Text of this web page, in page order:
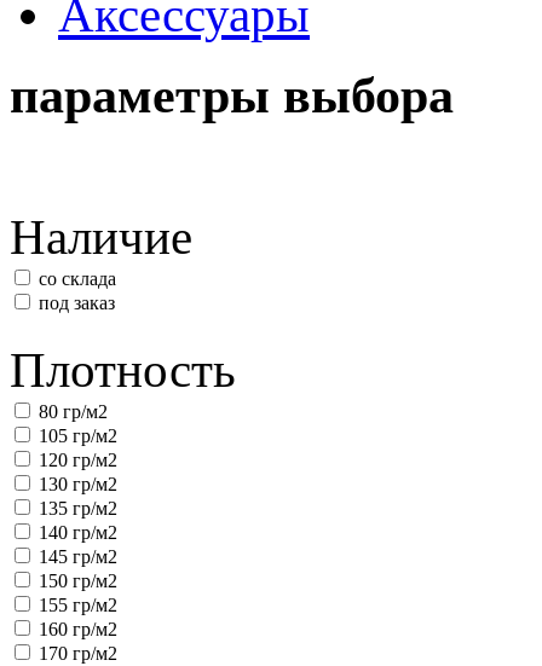
Аксессуары
параметры выбора
Наличие
со склада
под заказ
Плотность
80 гр/м2
105 гр/м2
120 гр/м2
130 гр/м2
135 гр/м2
140 гр/м2
145 гр/м2
150 гр/м2
155 гр/м2
160 гр/м2
170 гр/м2